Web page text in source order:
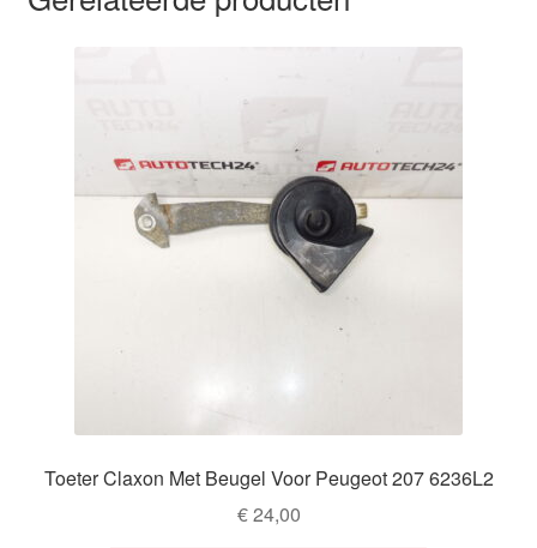
Toeter Claxon Met Beugel Voor Peugeot 207 6236L2
€24,00